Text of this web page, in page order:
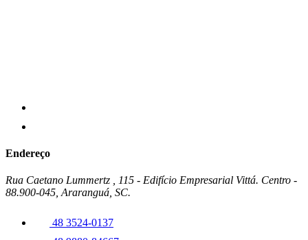
Endereço
Rua Caetano Lummertz , 115 - Edifício Empresarial Vittá. Centro -
88.900-045, Araranguá, SC.
48 3524-0137